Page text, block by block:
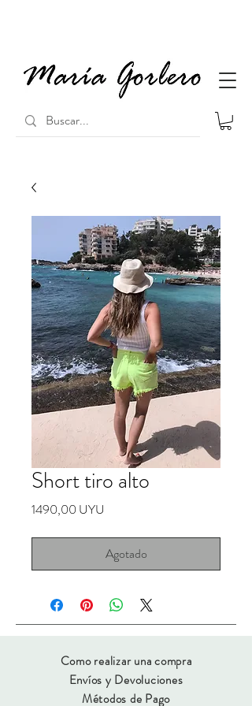
Short tiro alto
1490,00 UYU
Agotado
Como realizar una compra
Envíos y Devoluciones
Métodos de Pago